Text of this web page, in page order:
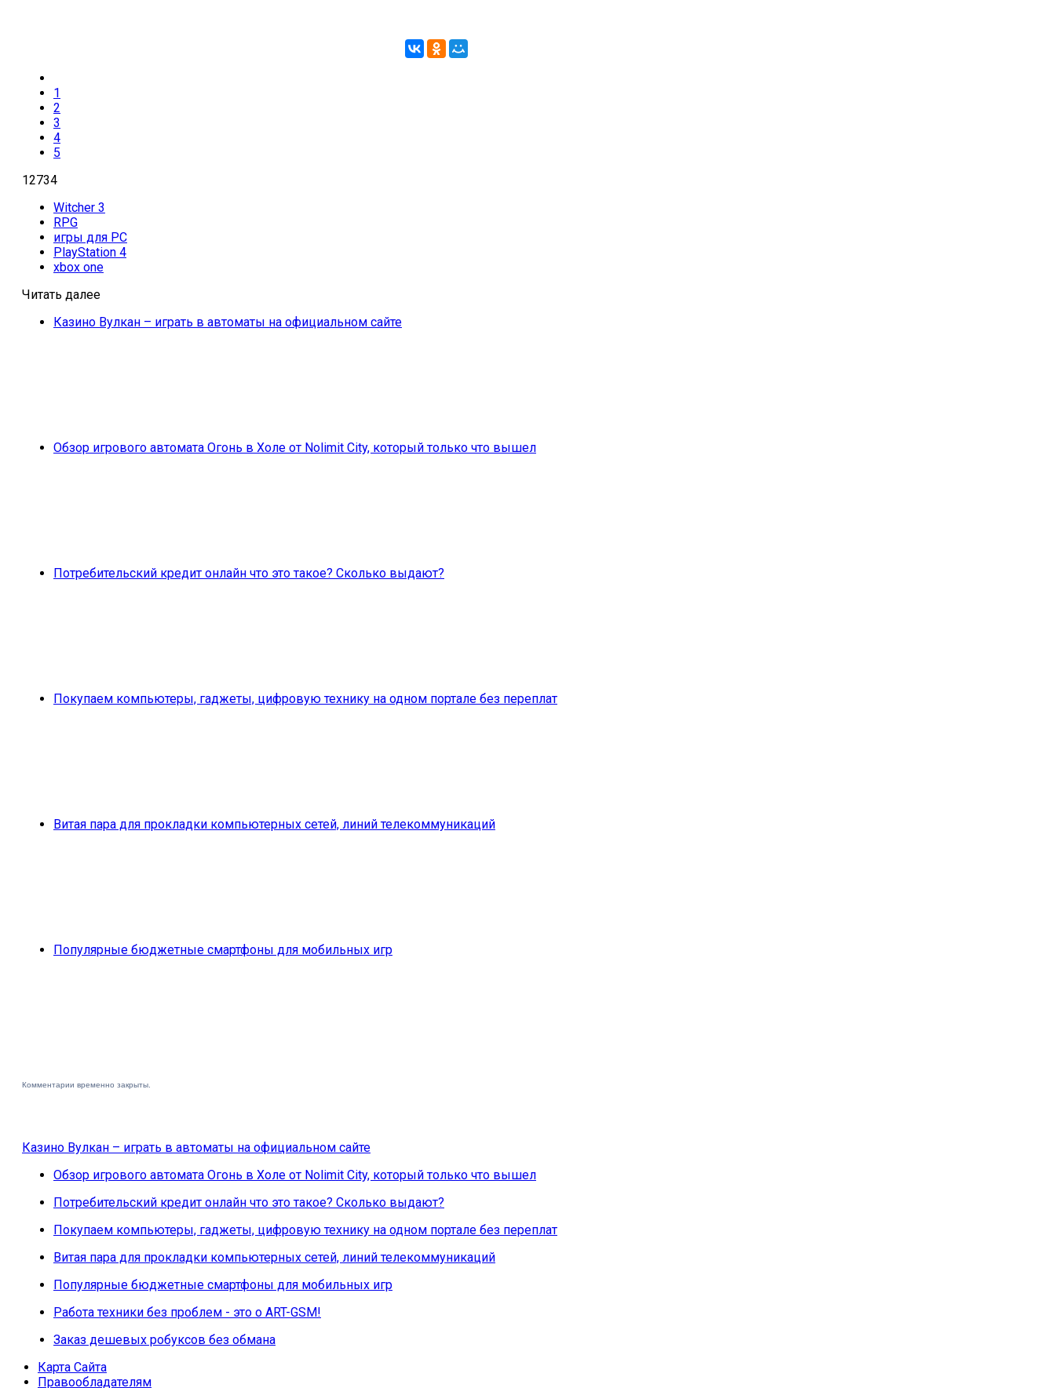
1
2
3
4
5
12734
Witcher 3
RPG
игры для PC
PlayStation 4
xbox one
Читать далее
Казино Вулкан – играть в автоматы на официальном сайте
Обзор игрового автомата Огонь в Холе от Nolimit City, который только что вышел
Потребительский кредит онлайн что это такое? Сколько выдают?
Покупаем компьютеры, гаджеты, цифровую технику на одном портале без переплат
Витая пара для прокладки компьютерных сетей, линий телекоммуникаций
Популярные бюджетные смартфоны для мобильных игр
Комментарии временно закрыты.
Казино Вулкан – играть в автоматы на официальном сайте
Обзор игрового автомата Огонь в Холе от Nolimit City, который только что вышел
Потребительский кредит онлайн что это такое? Сколько выдают?
Покупаем компьютеры, гаджеты, цифровую технику на одном портале без переплат
Витая пара для прокладки компьютерных сетей, линий телекоммуникаций
Популярные бюджетные смартфоны для мобильных игр
Работа техники без проблем - это о ART-GSM!
Заказ дешевых робуксов без обмана
Карта Сайта
Правообладателям